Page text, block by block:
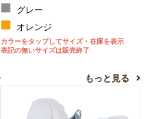
グレー
オレンジ
カラーをタップしてサイズ・在庫を表示
表記の無いサイズは販売終了
もっと見る